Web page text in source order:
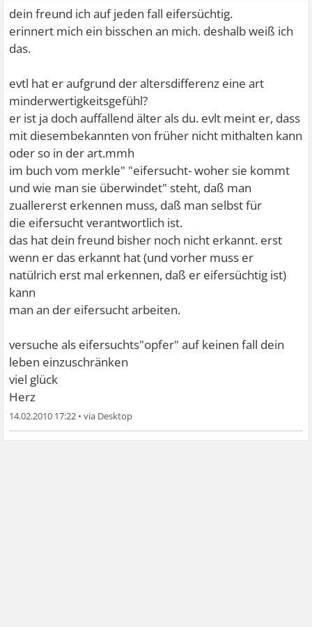
dein freund ich auf jeden fall eifersüchtig.
erinnert mich ein bisschen an mich. deshalb weiß ich
das.
evtl hat er aufgrund der altersdifferenz eine art
minderwertigkeitsgefühl?
er ist ja doch auffallend älter als du. evlt meint er, dass
mit diesembekannten von früher nicht mithalten kann
oder so in der art.mmh
im buch vom merkle" "eifersucht- woher sie kommt
und wie man sie überwindet" steht, daß man
zuallererst erkennen muss, daß man selbst für
die eifersucht verantwortlich ist.
das hat dein freund bisher noch nicht erkannt. erst
wenn er das erkannt hat (und vorher muss er
natülrich erst mal erkennen, daß er eifersüchtig ist)
kann
man an der eifersucht arbeiten.
versuche als eifersuchts"opfer" auf keinen fall dein
leben einzuschränken
viel glück
Herz
14.02.2010 17:22 •